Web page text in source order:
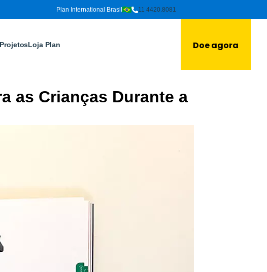
Plan International Brasil 11 4420.8081
ProjetosLoja Plan Doe agora
as Crianças Durante a